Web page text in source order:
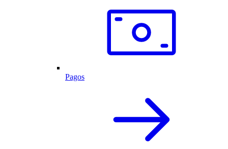
Pagos